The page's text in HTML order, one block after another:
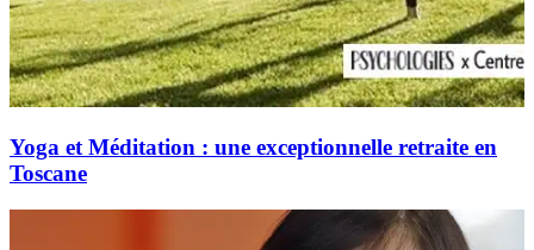
Yoga et Méditation : une exceptionnelle retraite en
Toscane